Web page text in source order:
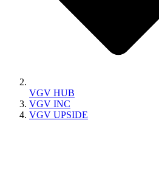
VGV HUB
VGV INC
VGV UPSIDE